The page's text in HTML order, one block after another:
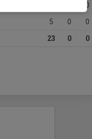
0
5 0 0
23 0 0